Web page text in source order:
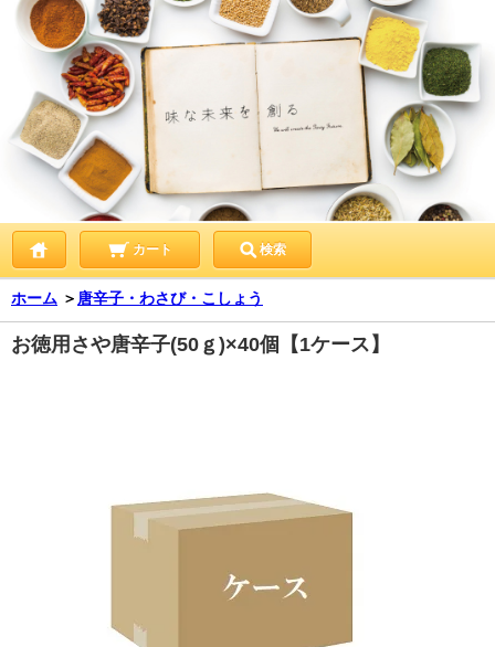
カート 検索
ホーム ＞ 唐辛子・わさび・こしょう
お徳用さや唐辛子(50ｇ)×40個【1ケース】